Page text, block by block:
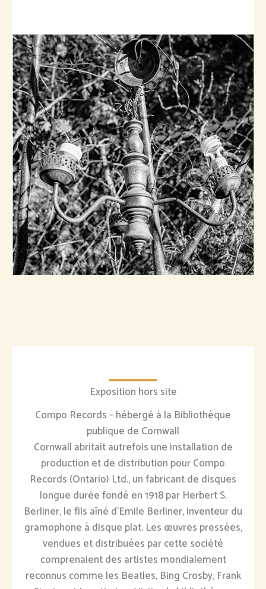
Exposition hors site
Compo Records – hébergé à la Bibliothèque
publique de Cornwall
Cornwall abritait autrefois une installation de
production et de distribution pour Compo
Records (Ontario) Ltd., un fabricant de disques
longue durée fondé en 1918 par Herbert S.
Berliner, le fils aîné d'Emile Berliner, inventeur du
gramophone à disque plat. Les œuvres pressées,
vendues et distribuées par cette société
comprenaient des artistes mondialement
reconnus comme les Beatles, Bing Crosby, Frank